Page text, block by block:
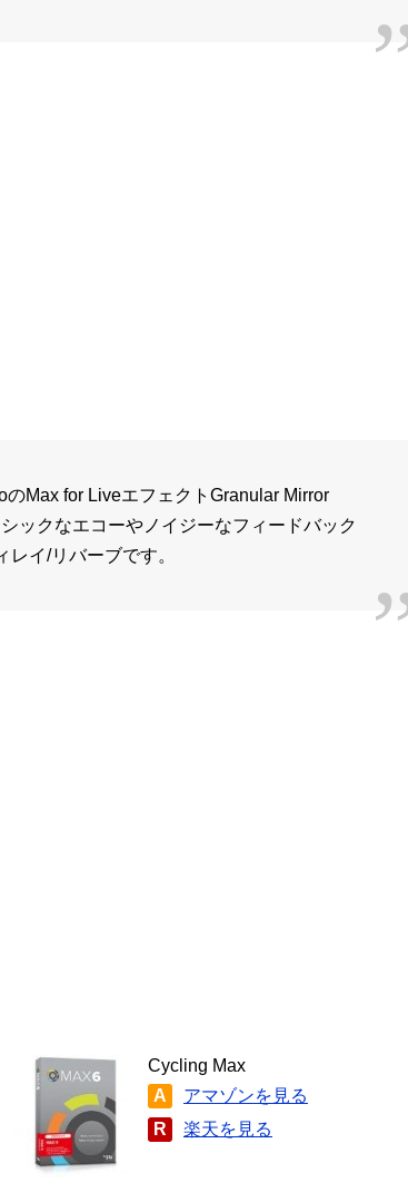
Max for LiveエフェクトGranular Mirror
ックなエコーやノイジーなフィードバック
イ/リバーブです。
Cycling Max
A
アマゾンを見る
R
楽天を見る